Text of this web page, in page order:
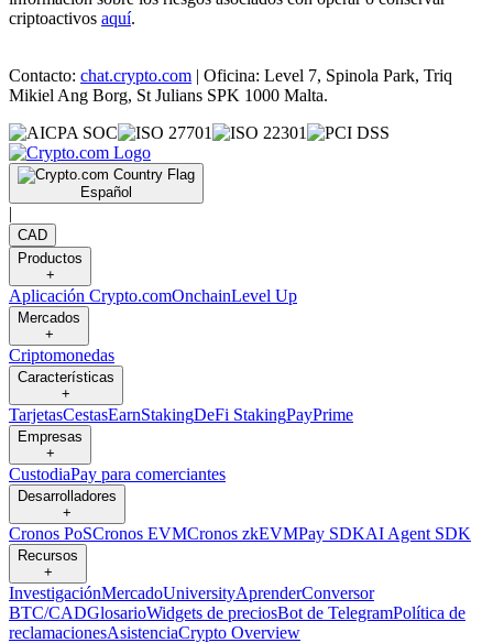
criptoactivos aquí.
Contacto: chat.crypto.com | Oficina: Level 7, Spinola Park, Triq
Mikiel Ang Borg, St Julians SPK 1000 Malta.
Español
|
CAD
Productos
+
Aplicación Crypto.comOnchainLevel Up
Mercados
+
Criptomonedas
Características
+
TarjetasCestasEarnStakingDeFi StakingPayPrime
Empresas
+
CustodiaPay para comerciantes
Desarrolladores
+
Cronos PoSCronos EVMCronos zkEVMPay SDKAI Agent SDK
Recursos
+
InvestigaciónMercadoUniversityAprenderConversor
BTC/CADGlosarioWidgets de preciosBot de TelegramPolítica de
reclamacionesAsistenciaCrypto Overview